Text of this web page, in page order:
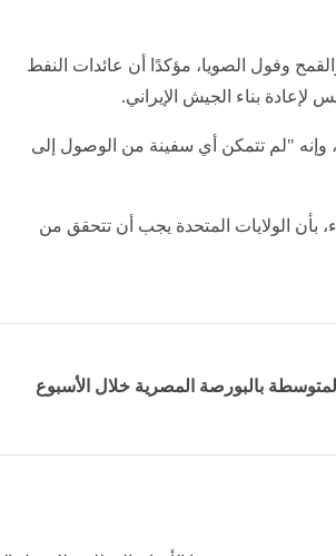
وفول الصويا، مؤكدًا أن عائدات النفط
لإعادة بناء الجيش الإيراني.
"لم تتمكن أي سفينة من الوصول إلى
بأن الولايات المتحدة يجب أن تتحقق من